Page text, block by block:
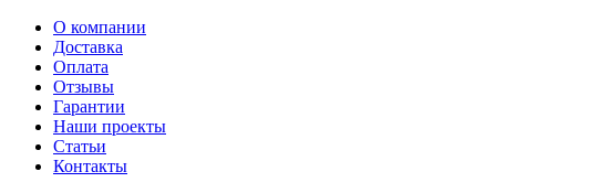
Перейти
содержимому
О компании
Доставка
Оплата
Отзывы
Гарантии
Наши проекты
Статьи
Контакты